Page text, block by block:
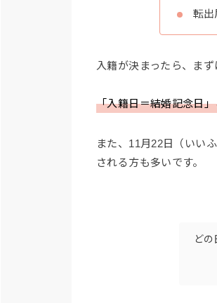
転出
入籍が決まったら、まず
「入籍日＝結婚記念日
また、11月22日（いい
される方も多いです。
ど